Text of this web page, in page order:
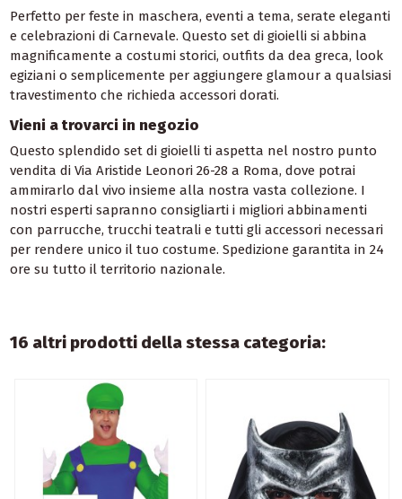
Perfetto per feste in maschera, eventi a tema, serate eleganti
e celebrazioni di Carnevale. Questo set di gioielli si abbina
magnificamente a costumi storici, outfits da dea greca, look
egiziani o semplicemente per aggiungere glamour a qualsiasi
travestimento che richieda accessori dorati.
Vieni a trovarci in negozio
Questo splendido set di gioielli ti aspetta nel nostro punto
vendita di Via Aristide Leonori 26-28 a Roma, dove potrai
ammirarlo dal vivo insieme alla nostra vasta collezione. I
nostri esperti sapranno consigliarti i migliori abbinamenti
con parrucche, trucchi teatrali e tutti gli accessori necessari
per rendere unico il tuo costume. Spedizione garantita in 24
ore su tutto il territorio nazionale.
16 altri prodotti della stessa categoria: